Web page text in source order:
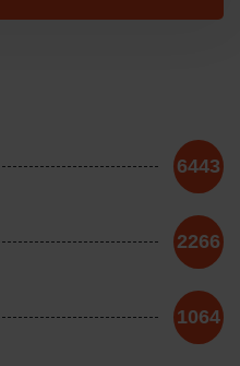
6443
2266
1064